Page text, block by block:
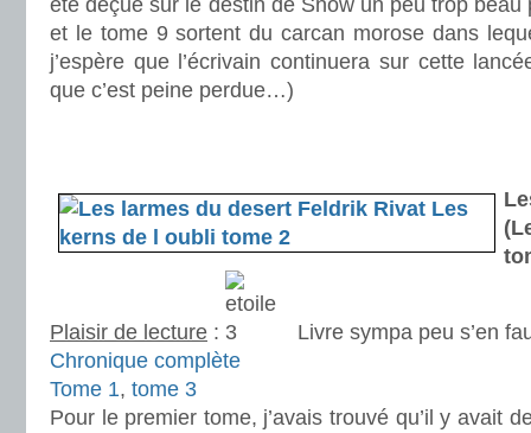
été déçue sur le destin de Snow un peu trop
et le tome 9 sortent du carcan morose dans
j’espère que l’écrivain continuera sur cette
que c’est peine perdue…)
Plaisir de lecture :
Livre sympa peu s’en
Chronique complète
Tome 1, tome 3
Pour le premier tome, j’avais trouvé qu’il y avait